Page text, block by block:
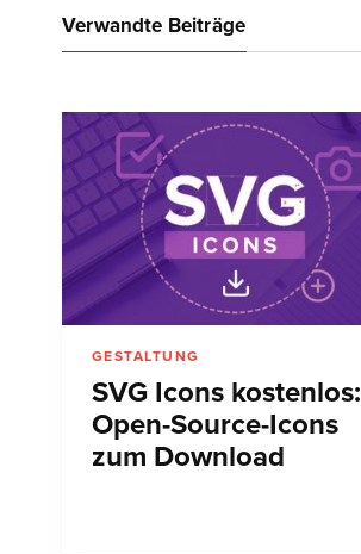
Verwandte Beiträge
GESTALTUNG
SVG Icons kostenlos:
Open-Source-Icons
zum Download